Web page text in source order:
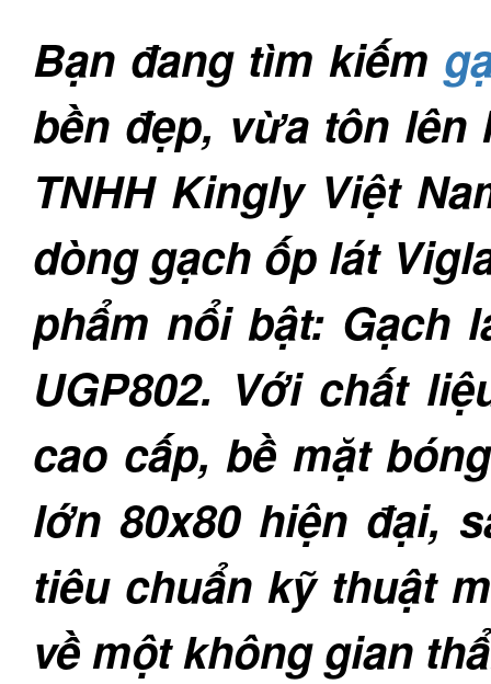
Bạn đang tìm kiếm
bền đẹp, vừa tôn lên
TNHH Kingly Việt
dòng gạch ốp lát
phẩm nổi bật: Gạch
UGP802. Với chất
cao cấp, bề mặt
lớn 80x80 hiện đại,
tiêu chuẩn kỹ thuật
về một không gian